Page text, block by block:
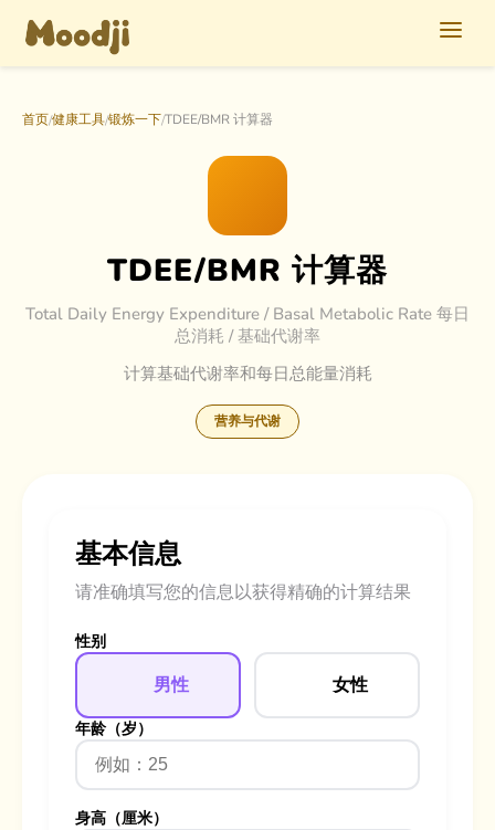
首页/健康工具/锻炼一下/TDEE/BMR 计算器
TDEE/BMR 计算器
Total Daily Energy Expenditure / Basal Metabolic Rate 每日
总消耗 / 基础代谢率
计算基础代谢率和每日总能量消耗
营养与代谢
基本信息
请准确填写您的信息以获得精确的计算结果
性别
男性 女性
年龄（岁）
身高（厘米）